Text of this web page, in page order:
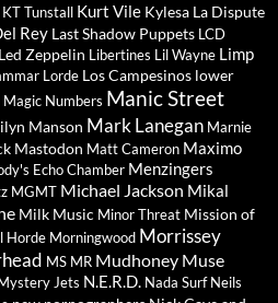
KT Tunstall Kurt Vile Kylesa La Dispute
Rey Last Shadow Puppets LCD
Led Zeppelin Libertines Lil Wayne Limp
Lorde Los Campesinos lower
Magic Numbers Manic Street
Manson Mark Lanegan Marnie
Mastodon Matt Cameron Maximo
Echo Chamber Menzingers
MGMT Michael Jackson Mikal
Milk Music Minor Threat Mission of
Horde Morningwood Morrissey
MS MR Mudhoney Muse
Jets N.E.R.D. Nada Surf Neils